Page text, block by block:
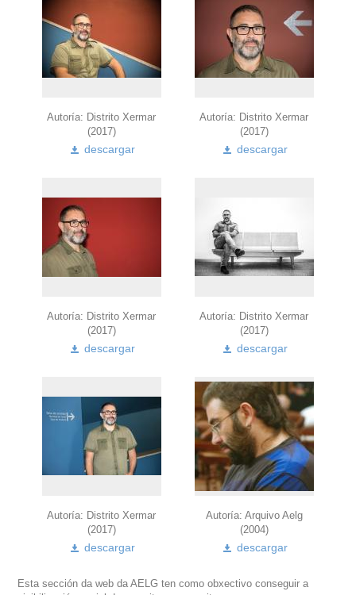
Autoría: Distrito Xermar
(2017)
descargar
Autoría: Distrito Xermar
(2017)
descargar
Autoría: Distrito Xermar
(2017)
descargar
Autoría: Distrito Xermar
(2017)
descargar
Autoría: Distrito Xermar
(2017)
descargar
Autoría: Arquivo Aelg
(2004)
descargar
Esta sección da web da AELG ten como obxectivo conseguir a